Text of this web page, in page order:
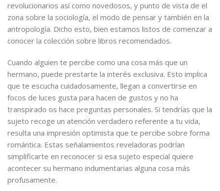
revolucionarios así­ como novedosos, y punto de vista de el
zona sobre la sociología, el modo de pensar y también en la
antropología. Dicho esto, bien estamos listos de comenzar a
conocer la colección sobre libros recomendados.
Cuando alguien te percibe como una cosa más que un
hermano, puede prestarte la interés exclusiva. Esto implica
que te escucha cuidadosamente, llegan a convertirse en
focos de luces gusta para hacen de gustos y no ha
transpirado os hace preguntas personales. Si tendrí­as que la
sujeto recoge un atención verdadero referente a tu vida,
resulta una impresión optimista que te percibe sobre forma
romántica. Estas señalamientos reveladoras podrían
simplificarte en reconocer si esa sujeto especial quiere
acontecer su hermano indumentarias alguna cosa más
profusamente.